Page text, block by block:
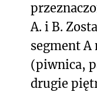
A. i B.
segment A
(piwnica,
drugie